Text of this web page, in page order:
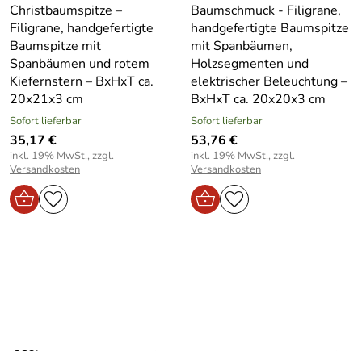
Christbaumspitze –
Filigrane, handgefertigte
Baumspitze mit
Spanbäumen und rotem
Kiefernstern – BxHxT ca.
20x21x3 cm
Sofort lieferbar
35,17 €
inkl. 19% MwSt., zzgl.
Versandkosten
Baumschmuck - Filigrane,
handgefertigte Baumspitze
mit Spanbäumen,
Holzsegmenten und
elektrischer Beleuchtung –
BxHxT ca. 20x20x3 cm
Sofort lieferbar
53,76 €
inkl. 19% MwSt., zzgl.
Versandkosten